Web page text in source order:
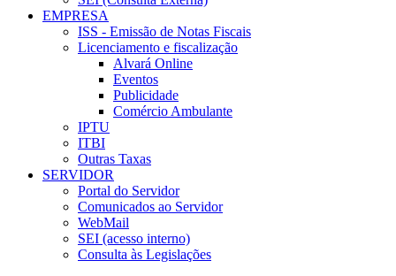
EMPRESA
ISS - Emissão de Notas Fiscais
Licenciamento e fiscalização
Alvará Online
Eventos
Publicidade
Comércio Ambulante
IPTU
ITBI
Outras Taxas
SERVIDOR
Portal do Servidor
Comunicados ao Servidor
WebMail
SEI (acesso interno)
Consulta às Legislações